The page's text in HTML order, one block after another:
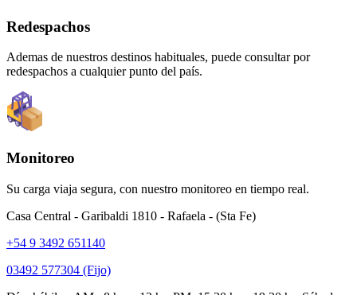
Redespachos
Ademas de nuestros destinos habituales, puede consultar por
redespachos a cualquier punto del país.
Monitoreo
Su carga viaja segura, con nuestro monitoreo en tiempo real.
Casa Central - Garibaldi 1810 - Rafaela - (Sta Fe)
+54 9 3492 651140
03492 577304 (Fijo)